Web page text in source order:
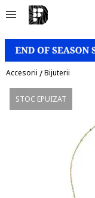
Accesorii /Bijuterii
STOC EPUIZAT